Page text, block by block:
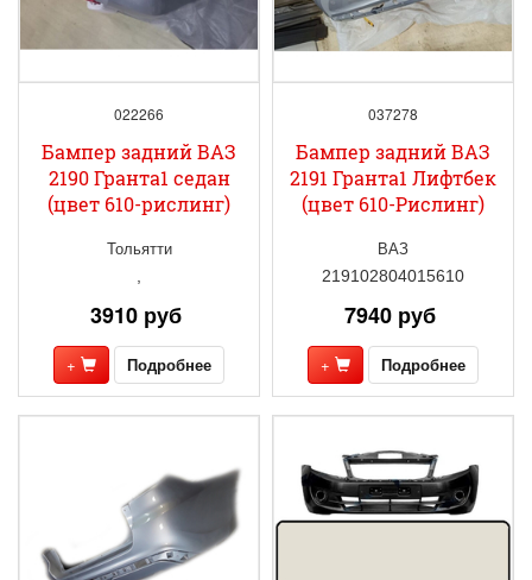
022266
Бампер задний ВАЗ
2190 Гранта1 седан
(цвет 610-рислинг)
Тольятти
3910 руб
+ Подробнее
037278
Бампер задний ВАЗ
2191 Гранта1 Лифтбек
(цвет 610-Рислинг)
ВАЗ
219102804015610
7940 руб
+ Подробнее